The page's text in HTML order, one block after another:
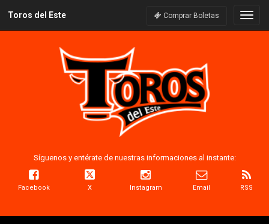
Toros del Este Comprar Boletas
Síguenos y entérate de nuestras informaciones al instante:
Facebook X Instagram Email RSS